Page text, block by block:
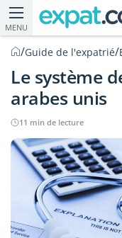
MENU
/Guide de l'expatrié/
Le système
arabes unis
11 min de lecture